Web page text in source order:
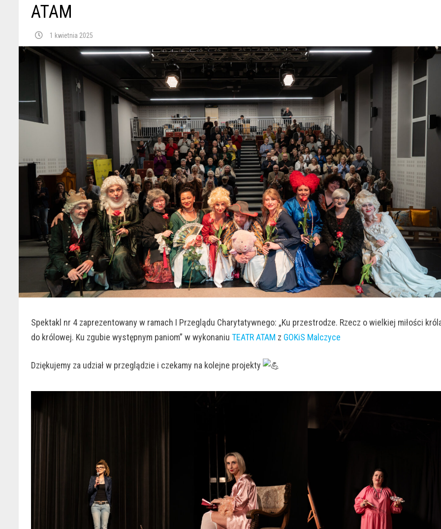
ATAM
1 kwietnia 2025
Spektakl nr 4 zaprezentowany w ramach I Przeglądu Charytatywnego: „Ku przestrodze. Rzecz o wielkiej miłości
do królowej. Ku zgubie występnym paniom” w wykonaniuTEATR ATAM z GOKiS Malczyce
Dziękujemy za udział w przeglądzie i czekamy na kolejne projekty